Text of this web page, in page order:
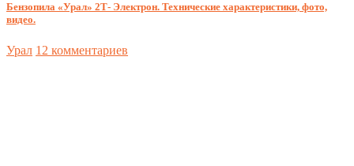
Бензопила «Урал» 2Т- Электрон. Технические характеристики, фото,
видео.
Урал 12 комментариев